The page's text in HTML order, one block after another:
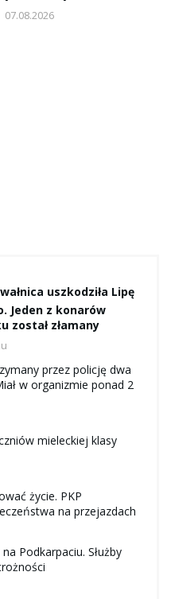
07.08.2026
uszkodziła Lipę
Jeden z konarów
został złamany
przez policję dwa
w organizmie ponad 2
mieleckiej klasy
życie. PKP
na przejazdach
Podkarpaciu. Służby